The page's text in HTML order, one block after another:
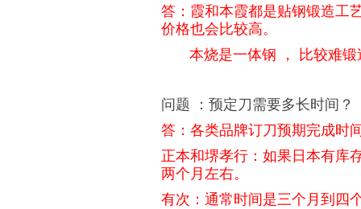
答：霞和本霞都是贴钢锻造工
价格也会比较高。
本烧是一体钢 ， 比较难锻
问题 ：预定刀需要多长时间？
答： 各类品牌订刀预期完成时
正本和堺孝行：如果日本有库
两个月左右。
有次：通常时间是三个月到四